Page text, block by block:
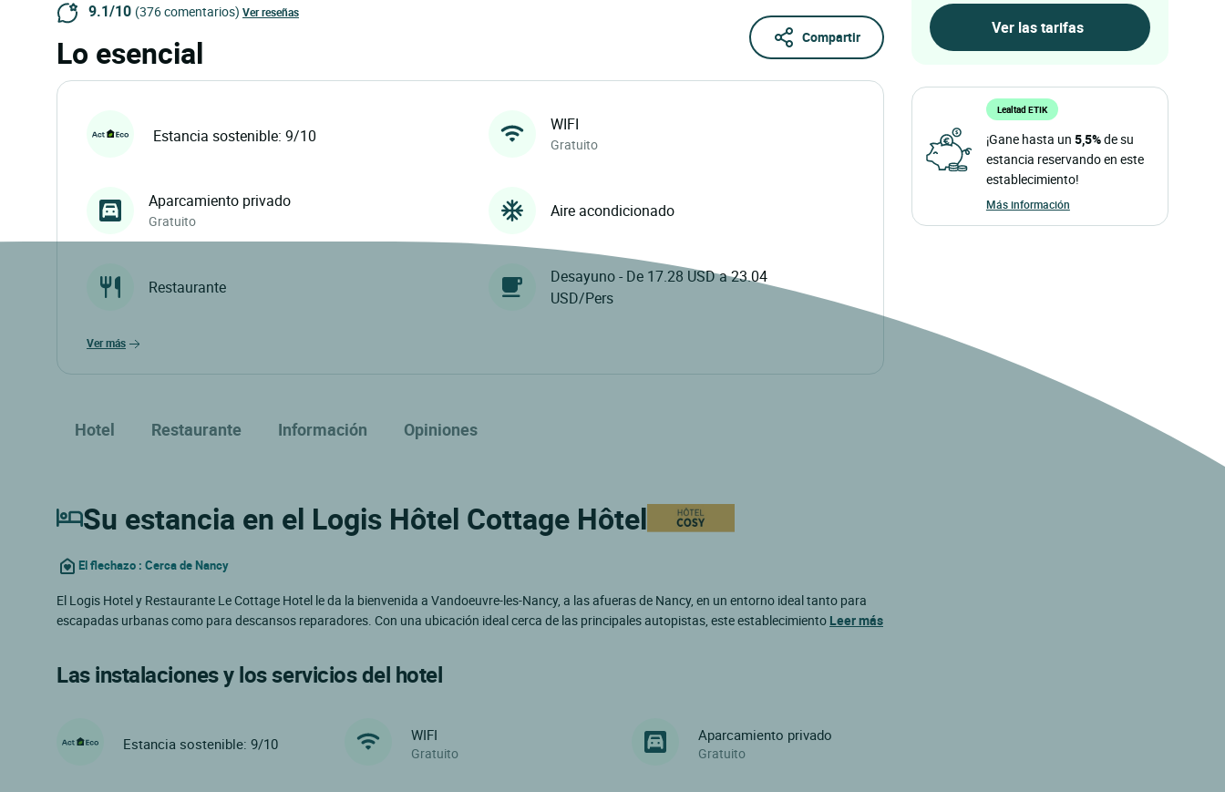
9.1/10 (376 comentarios) Ver reseñas
Compartir
Lo esencial
Estancia sostenible: 9/10
WIFI
Gratuito
Aparcamiento privado
Gratuito
Aire acondicionado
Restaurante
Desayuno - De 17.28 USD a 23.04
USD/Pers
ver más
Hotel Restaurante Información Opiniones
Su estancia en el Logis Hôtel Cottage Hôtel
El flechazo : Cerca de Nancy
El Logis Hotel y Restaurante Le Cottage Hotel le da la bienvenida a Vandoeuvre-les-Nancy, a las afueras de Nancy, en un entorno ideal tanto para
escapadas urbanas como para descansos reparadores. Con una ubicación ideal cerca de las principales autopistas, este establecimiento Leer más
Las instalaciones y los servicios del hotel
Estancia sostenible: 9/10 WIFI
Gratuito
Aparcamiento privado
Gratuito
Lealtad ETIK
¡Gane hasta un 5,5%de su
estancia reservando en este
establecimiento!
Más información